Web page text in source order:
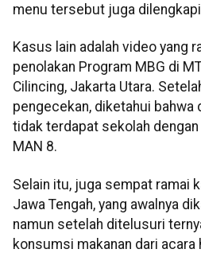
menu tersebut juga
Kasus lain adalah video yang
penolakan Program MBG di
Cilincing, Jakarta Utara.
pengecekan, diketahui bahwa
tidak terdapat sekolah
MAN 8.
Selain itu, juga sempat ramai
Jawa Tengah, yang awalnya
namun setelah ditelusuri
konsumsi makanan dari acara